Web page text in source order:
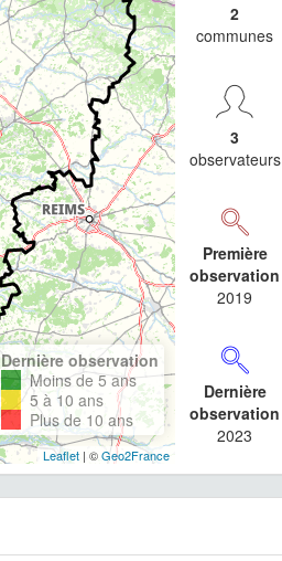
Dernière observation
Moins de 5 ans
5 à 10 ans
Plus de 10 ans
Leaflet| ©Geo2France
2
communes
3
observateurs
Première
observation
2019
Dernière
observation
2023